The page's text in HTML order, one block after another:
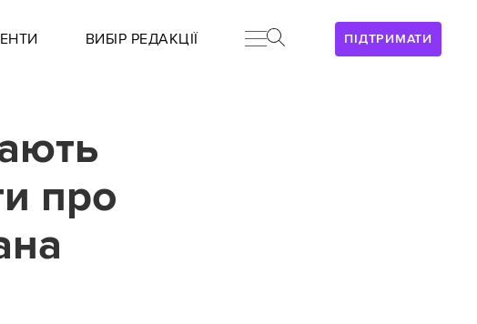
ПІДТРИМАТИ
ВИБІР РЕДАКЦІЇ
про